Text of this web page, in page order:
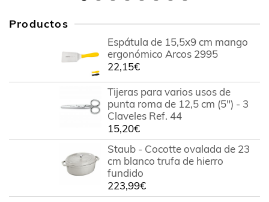
Productos
Espátula de 15,5x9 cm mango
ergonómico Arcos 2995
22,15€
Tijeras para varios usos de
punta roma de 12,5 cm (5") - 3
Claveles Ref. 44
15,20€
Staub - Cocotte ovalada de 23
cm blanco trufa de hierro
fundido
223,99€